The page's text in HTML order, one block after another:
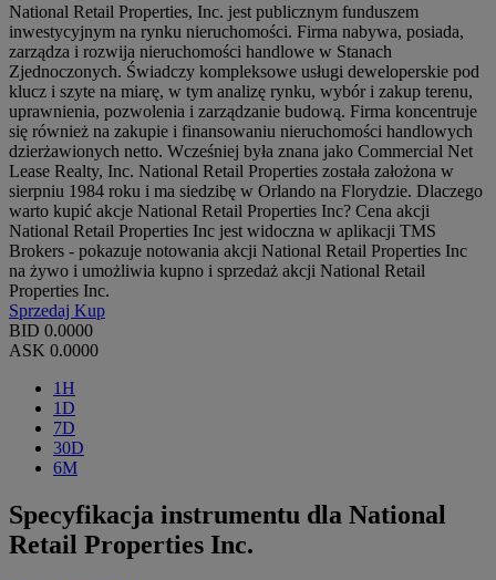
National Retail Properties, Inc. jest publicznym funduszem
inwestycyjnym na rynku nieruchomości. Firma nabywa, posiada,
zarządza i rozwija nieruchomości handlowe w Stanach
Zjednoczonych. Świadczy kompleksowe usługi deweloperskie pod
klucz i szyte na miarę, w tym analizę rynku, wybór i zakup terenu,
uprawnienia, pozwolenia i zarządzanie budową. Firma koncentruje
się również na zakupie i finansowaniu nieruchomości handlowych
dzierżawionych netto. Wcześniej była znana jako Commercial Net
Lease Realty, Inc. National Retail Properties została założona w
sierpniu 1984 roku i ma siedzibę w Orlando na Florydzie. Dlaczego
warto kupić akcje National Retail Properties Inc? Cena akcji
National Retail Properties Inc jest widoczna w aplikacji TMS
Brokers - pokazuje notowania akcji National Retail Properties Inc
na żywo i umożliwia kupno i sprzedaż akcji National Retail
Properties Inc.
Sprzedaj Kup
BID 0.0000
ASK 0.0000
1H
1D
7D
30D
6M
Specyfikacja instrumentu dla National
Retail Properties Inc.